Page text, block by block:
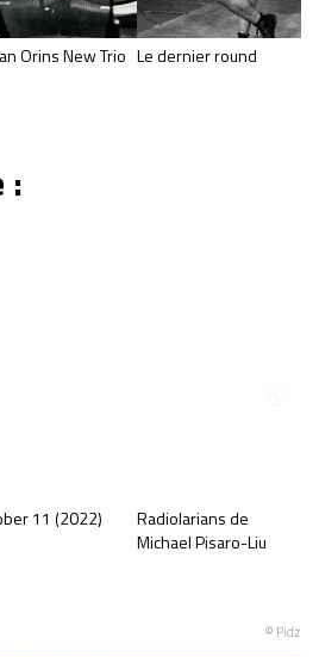
Orins New Trio Le dernier round
:
11 (2022)
Radiolarians de
Michael Pisaro-Liu
© Pidz